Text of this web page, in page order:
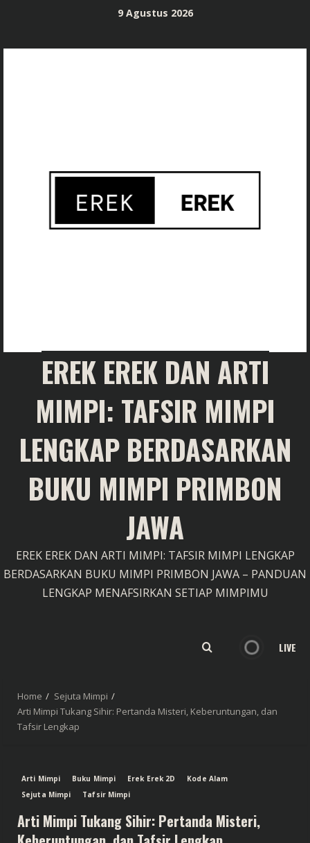
content
9 Agustus 2026
EREK EREK DAN ARTI
MIMPI: TAFSIR MIMPI
LENGKAP BERDASARKAN
BUKU MIMPI PRIMBON
JAWA
EREK EREK DAN ARTI MIMPI: TAFSIR MIMPI LENGKAP
BERDASARKAN BUKU MIMPI PRIMBON JAWA – PANDUAN
LENGKAP MENAFSIRKAN SETIAP MIMPIMU
LIVE
Home
Sejuta Mimpi
Arti Mimpi Tukang Sihir: Pertanda Misteri, Keberuntungan, dan
Tafsir Lengkap
Arti Mimpi Buku Mimpi Erek Erek 2D
Kode Alam
Sejuta Mimpi
Tafsir Mimpi
Arti Mimpi Tukang Sihir: Pertanda Misteri,